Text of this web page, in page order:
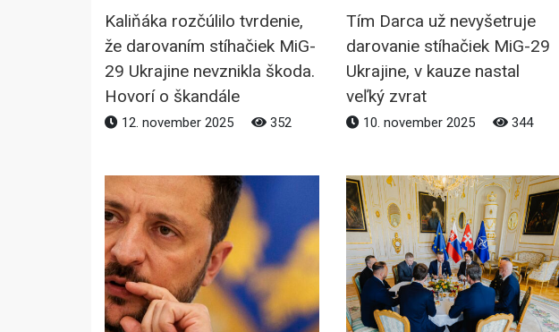
Kaliňáka rozčúlilo tvrdenie,
že darovaním stíhačiek MiG-
29 Ukrajine nevznikla škoda.
Hovorí o škandále
12. november 2025 352
Tím Darca už nevyšetruje
darovanie stíhačiek MiG-29
Ukrajine, v kauze nastal
veľký zvrat
10. november 2025 344